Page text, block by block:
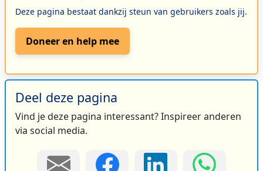
Deze pagina bestaat dankzij steun van gebruikers zoals jij.
Doneer en help mee
Deel deze pagina
Vind je deze pagina interessant? Inspireer anderen
via social media.